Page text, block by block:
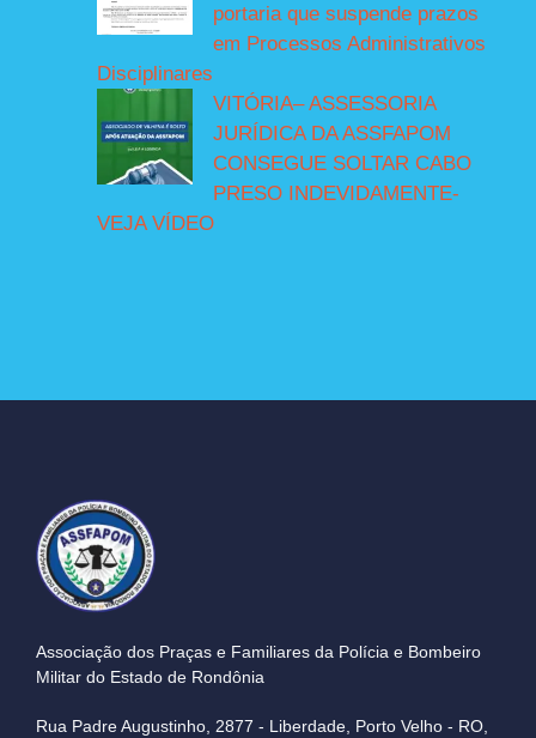
portaria que suspende prazos
em Processos Administrativos
Disciplinares
VITÓRIA– ASSESSORIA
JURÍDICA DA ASSFAPOM
CONSEGUE SOLTAR CABO
PRESO INDEVIDAMENTE-
VEJA VÍDEO
Associação dos Praças e Familiares da Polícia e Bombeiro
Militar do Estado de Rondônia
Rua Padre Augustinho, 2877 - Liberdade, Porto Velho - RO,